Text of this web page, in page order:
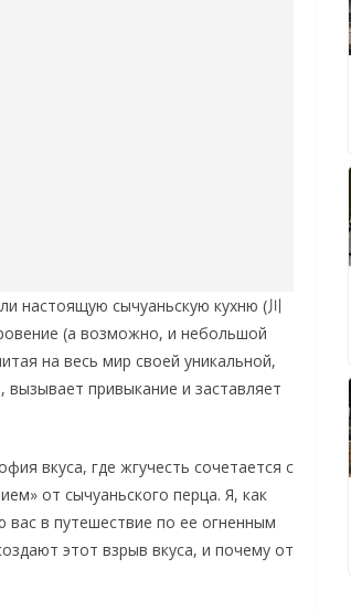
настоящую сычуаньскую кухню (川
(а возможно, и небольшой
на весь мир своей уникальной,
привыкание и заставляет
вкуса, где жгучесть сочетается с
от сычуаньского перца. Я, как
вас в путешествие по ее огненным
этот взрыв вкуса, и почему от